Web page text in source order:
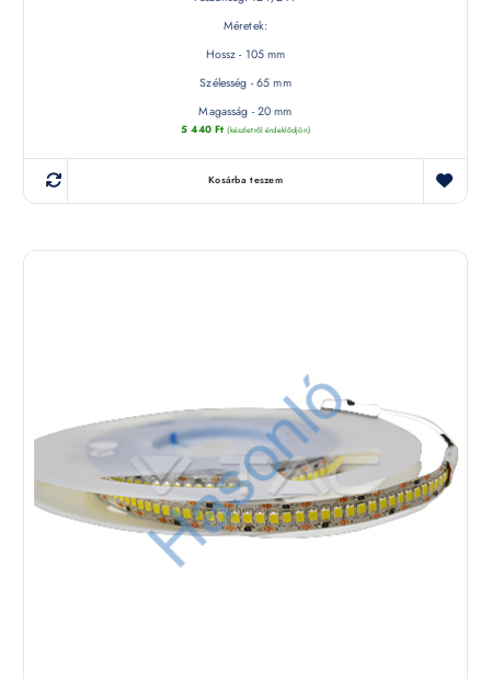
Méretek:
Hossz - 105 mm
Szélesség - 65 mm
Magasság - 20 mm
5 440 Ft (készletről érdeklődjön)
Kosárba teszem